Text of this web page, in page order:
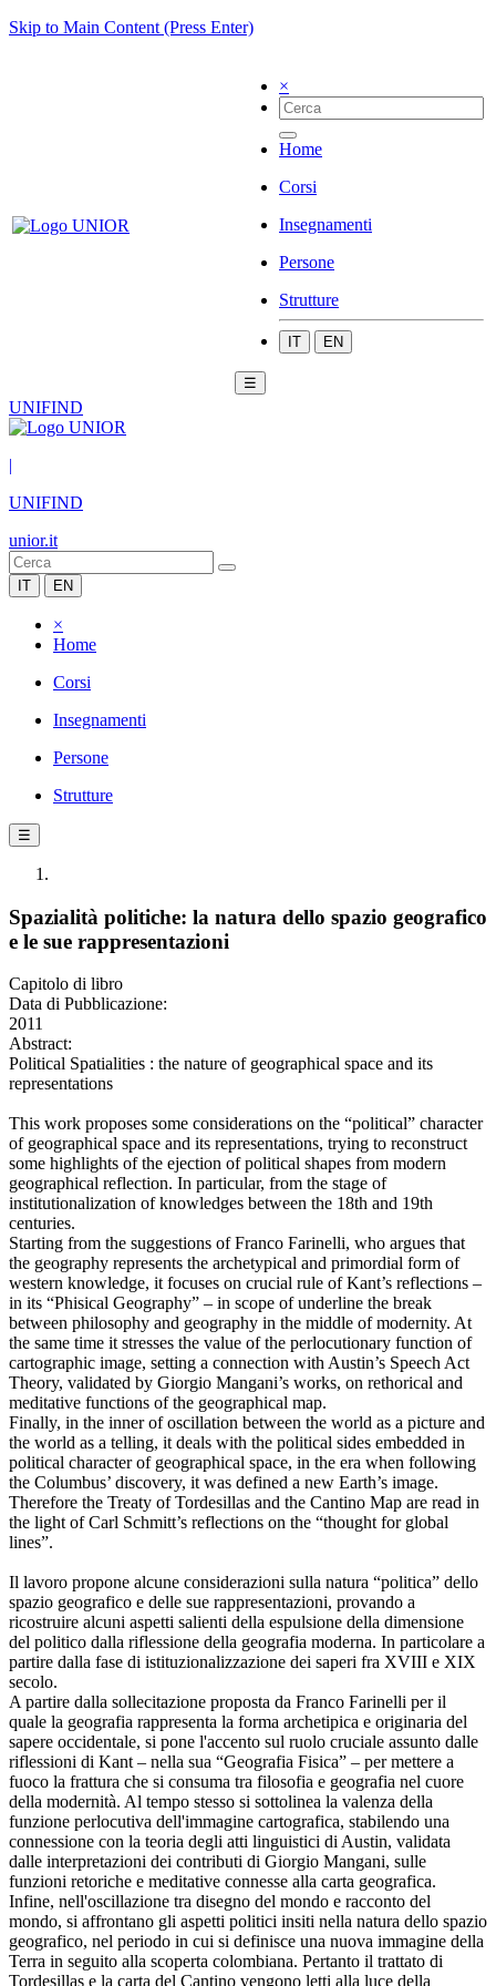
Skip to Main Content (Press Enter)
×
Home
Corsi
Insegnamenti
Persone
Strutture
IT EN
☰
UNIFIND
|
UNIFIND
unior.it
IT EN
×
Home
Corsi
Insegnamenti
Persone
Strutture
☰
Spazialità politiche: la natura dello spazio geografico
e le sue rappresentazioni
Capitolo di libro
Data di Pubblicazione:
2011
Abstract:
Political Spatialities : the nature of geographical space and its
representations
This work proposes some considerations on the “political” character
of geographical space and its representations, trying to reconstruct
some highlights of the ejection of political shapes from modern
geographical reflection. In particular, from the stage of
institutionalization of knowledges between the 18th and 19th
centuries.
Starting from the suggestions of Franco Farinelli, who argues that
the geography represents the archetypical and primordial form of
western knowledge, it focuses on crucial rule of Kant’s reflections –
in its “Phisical Geography” – in scope of underline the break
between philosophy and geography in the middle of modernity. At
the same time it stresses the value of the perlocutionary function of
cartographic image, setting a connection with Austin’s Speech Act
Theory, validated by Giorgio Mangani’s works, on rethorical and
meditative functions of the geographical map.
Finally, in the inner of oscillation between the world as a picture and
the world as a telling, it deals with the political sides embedded in
political character of geographical space, in the era when following
the Columbus’ discovery, it was defined a new Earth’s image.
Therefore the Treaty of Tordesillas and the Cantino Map are read in
the light of Carl Schmitt’s reflections on the “thought for global
lines”.
Il lavoro propone alcune considerazioni sulla natura “politica” dello
spazio geografico e delle sue rappresentazioni, provando a
ricostruire alcuni aspetti salienti della espulsione della dimensione
del politico dalla riflessione della geografia moderna. In particolare a
partire dalla fase di istituzionalizzazione dei saperi fra XVIII e XIX
secolo.
A partire dalla sollecitazione proposta da Franco Farinelli per il
quale la geografia rappresenta la forma archetipica e originaria del
sapere occidentale, si pone l'accento sul ruolo cruciale assunto dalle
riflessioni di Kant – nella sua “Geografia Fisica” – per mettere a
fuoco la frattura che si consuma tra filosofia e geografia nel cuore
della modernità. Al tempo stesso si sottolinea la valenza della
funzione perlocutiva dell'immagine cartografica, stabilendo una
connessione con la teoria degli atti linguistici di Austin, validata
dalle interpretazioni dei contributi di Giorgio Mangani, sulle
funzioni retoriche e meditative connesse alla carta geografica.
Infine, nell'oscillazione tra disegno del mondo e racconto del
mondo, si affrontano gli aspetti politici insiti nella natura dello spazio
geografico, nel periodo in cui si definisce una nuova immagine della
Terra in seguito alla scoperta colombiana. Pertanto il trattato di
Tordesillas e la carta del Cantino vengono letti alla luce della